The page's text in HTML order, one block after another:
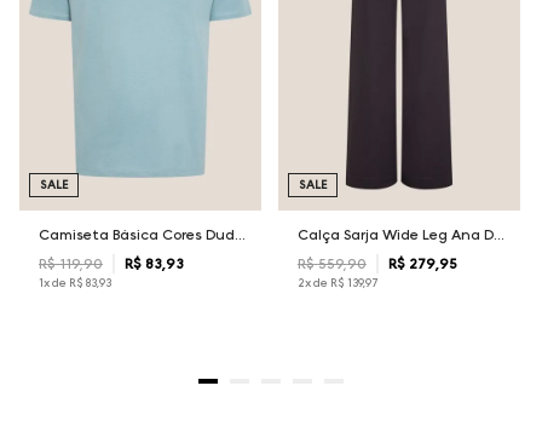
R$ 119,90 R$ 83, 93
1x de R$ 83,93
SALE
Calça Sarja Wide Leg Ana Dudalina Feminina
R$ 559,90 R$ 279, 95
2x de R$ 139,97
SALE